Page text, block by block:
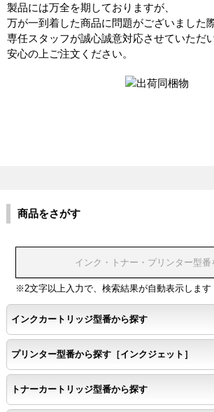
製品には万全を期しておりますが、
万が一到着した商品に問題がございました
専任スタッフが誠心誠意対応させていただ
安心の上ご注文ください。
商品をさがす
※2文字以上入力で、検索結果が自動表示します
インクカートリッジ型番から探す
プリンター型番から探す［インクジェット］
トナーカートリッジ型番から探す